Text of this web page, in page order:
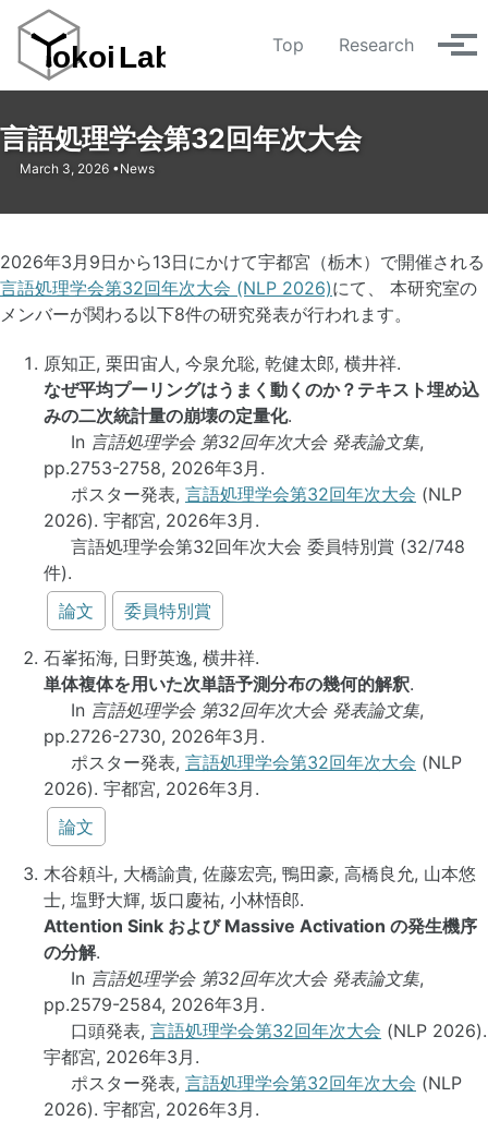
Skip
primary
navigation
Skip
content
Skip
footer
Top Research
メ
言語処理学会第32回年次大会
March 3, 2026 News
2026年3月9日から13日にかけて宇都宮（栃木）で開催される
言語処理学会第32回年次大会 (NLP 2026)にて、 本研究室の
メンバーが関わる以下8件の研究発表が行われます。
原知正, 栗田宙人, 今泉允聡, 乾健太郎, 横井祥.
なぜ平均プーリングはうまく動くのか？テキスト埋め込
みの二次統計量の崩壊の定量化.
In 言語処理学会 第32回年次大会 発表論文集,
pp.2753-2758, 2026年3月.
ポスター発表, 言語処理学会第32回年次大会 (NLP
2026). 宇都宮, 2026年3月.
言語処理学会第32回年次大会 委員特別賞 (32/748
件).
論文
委員特別賞
石峯拓海, 日野英逸, 横井祥.
単体複体を用いた次単語予測分布の幾何的解釈.
In 言語処理学会 第32回年次大会 発表論文集,
pp.2726-2730, 2026年3月.
ポスター発表, 言語処理学会第32回年次大会 (NLP
2026). 宇都宮, 2026年3月.
論文
木谷頼斗, 大橋諭貴, 佐藤宏亮, 鴨田豪, 高橋良允, 山本悠
士, 塩野大輝, 坂口慶祐, 小林悟郎.
Attention Sink および Massive Activation の発生機序
の分解.
In 言語処理学会 第32回年次大会 発表論文集,
pp.2579-2584, 2026年3月.
口頭発表, 言語処理学会第32回年次大会 (NLP 2026).
宇都宮, 2026年3月.
ポスター発表, 言語処理学会第32回年次大会 (NLP
2026). 宇都宮, 2026年3月.